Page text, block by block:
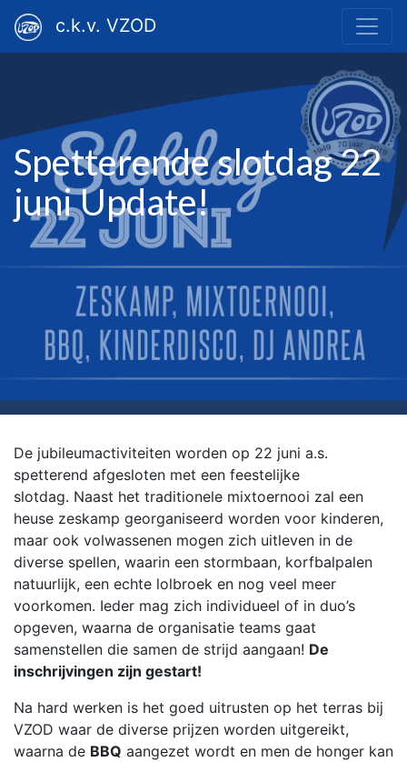
c.k.v. VZOD
Spetterende slotdag 22
juni Update!
De jubileumactiviteiten worden op 22 juni a.s.
spetterend afgesloten met een feestelijke
slotdag. Naast het traditionele mixtoernooi zal een
heuse zeskamp georganiseerd worden voor kinderen,
maar ook volwassenen mogen zich uitleven in de
diverse spellen, waarin een stormbaan, korfbalpalen
natuurlijk, een echte lolbroek en nog veel meer
voorkomen. Ieder mag zich individueel of in duo’s
opgeven, waarna de organisatie teams gaat
samenstellen die samen de strijd aangaan! De
inschrijvingen zijn gestart!
Na hard werken is het goed uitrusten op het terras bij
VZOD waar de diverse prijzen worden uitgereikt,
waarna de BBQ aangezet wordt en men de honger kan